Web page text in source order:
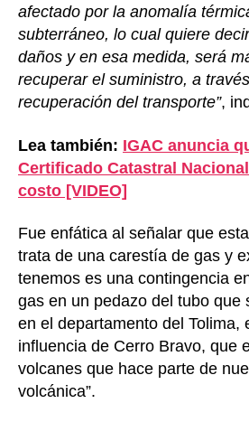
afectado por la anomalía
subterráneo, lo cual quiere
daños y en esa medida, será
recuperar el suministro, a
recuperación del transporte”,
Lea también: IGAC anuncia
Certificado Catastral
costo [VIDEO]
Fue enfática al señalar que
trata de una carestía de gas y
tenemos es una contingencia
gas en un pedazo del tubo que
en el departamento del Tolima,
influencia de Cerro Bravo, que
volcanes que hace parte de
volcánica”.